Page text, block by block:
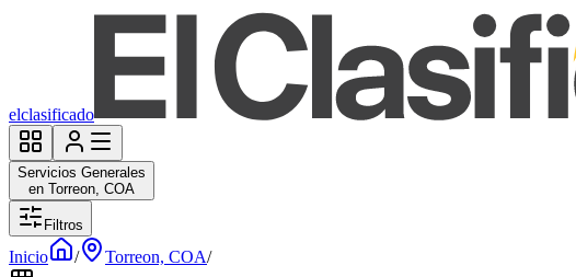
elclasificado
Servicios Generales
en Torreon, COA
Filtros
Inicio / Torreon, COA/